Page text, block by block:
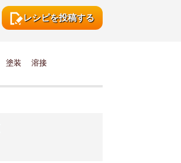
レシピを投稿する
塗装 溶接